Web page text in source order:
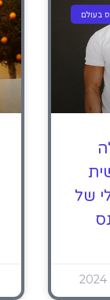
בעולם
של